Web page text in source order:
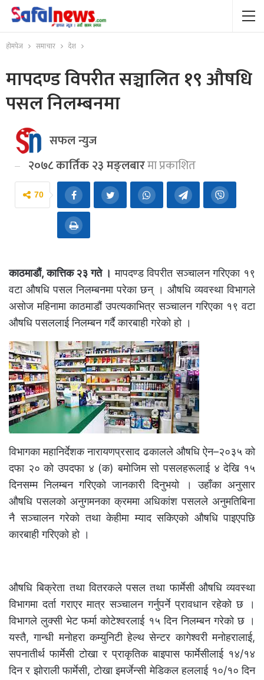
होमपेज समाचार देश
मापदण्ड विपरीत सञ्चालित १९ औषधि
पसल निलम्बनमा
सफल न्युज
२०७८ कार्तिक २३ मङ्लबारमा प्रकाशित
70
काठमाडौं, कात्तिक २३ गते । मापदण्ड विपरीत सञ्चालन गरिएका १९
वटा औषधि पसल निलम्बनमा परेका छन् । औषधि व्यवस्था विभागले
असोज महिनामा काठमाडौं उपत्यकाभित्र सञ्चालन गरिएका १९ वटा
औषधि पसललाई निलम्बन गर्दै कारबाही गरेको हो ।
विभागका महानिर्देशक नारायणप्रसाद ढकालले औषधि ऐन–२०३५ को
दफा २० को उपदफा ४ (क) बमोजिम सो पसलहरूलाई ४ देखि १५
दिनसम्म निलम्बन गरिएको जानकारी दिनुभयो । उहाँका अनुसार
औषधि पसलको अनुगमनका क्रममा अधिकांश पसलले अनुमतिबिना
नै सञ्चालन गरेको तथा केहीमा म्याद सकिएको औषधि पाइएपछि
कारबाही गरिएको हो ।
औषधि बिक्रेता तथा वितरकले पसल तथा फार्मेसी औषधि व्यवस्था
विभागमा दर्ता गराएर मात्र सञ्चालन गर्नुपर्ने प्रावधान रहेको छ ।
विभागले लुक्सी भेट फर्मा कोटेश्वरलाई १५ दिन निलम्बन गरेको छ ।
यस्तै, गान्धी मनोहरा कम्युनिटी हेल्थ सेन्टर कागेश्वरी मनोहरालाई,
सपनातीर्थ फार्मेसी टोखा र प्राकृतिक बाइपास फार्मेसीलाई १४/१४
दिन र झोराली फार्मेसी, टोखा इमर्जेन्सी मेडिकल हललाई १०/१० दिन